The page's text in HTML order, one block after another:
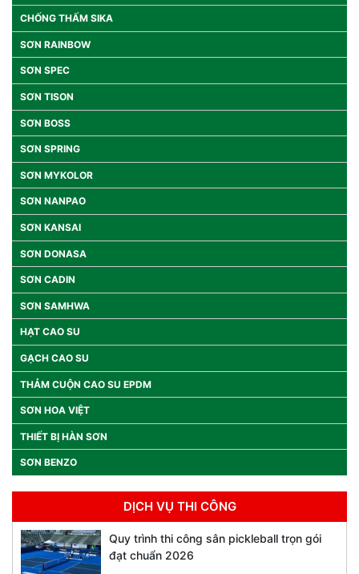
CHỐNG THẤM SIKA
SƠN RAINBOW
SƠN SPEC
SƠN TISON
SƠN BOSS
SƠN SPRING
SƠN MYKOLOR
SƠN NANPAO
SƠN KANSAI
SƠN DONASA
SƠN CADIN
SƠN SAMHWA
HẠT CAO SU
GẠCH CAO SU
THẢM CUỘN CAO SU EPDM
SƠN HOA VIỆT
THIẾT BỊ HÀN SƠN
SƠN BENZO
DỊCH VỤ THI CÔNG
Quy trình thi công sân pickleball trọn gói
đạt chuẩn 2026